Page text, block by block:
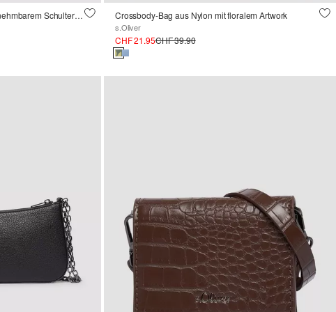
Hobo-Bag in Leder-Optik mit abnehmbarem Schultergurt Crossbody-Bag aus Nylon mit floralem Artwork
s.Oliver
CHF 21.95CHF 39.90